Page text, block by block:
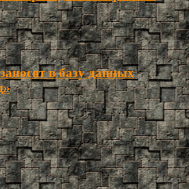
в базу данных